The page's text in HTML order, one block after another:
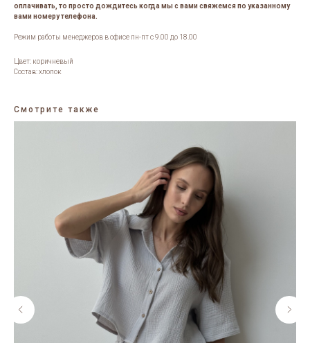
оплачивать, то просто дождитесь когда мы с вами свяжемся по указанному
вами номеру телефона.
Режим работы менеджеров в офисе пн-пт с 9.00 до 18.00
Цвет: коричневый
Состав: хлопок
Смотрите также